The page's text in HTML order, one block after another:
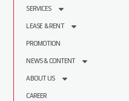
SERVICES
LEASE & RENT
PROMOTION
NEWS & CONTENT
ABOUT US
CAREER